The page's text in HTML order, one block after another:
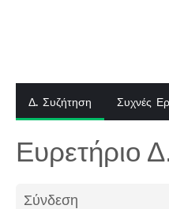
Δ. Συζήτηση Συχνές
Ευρετήριο
Σύνδεση